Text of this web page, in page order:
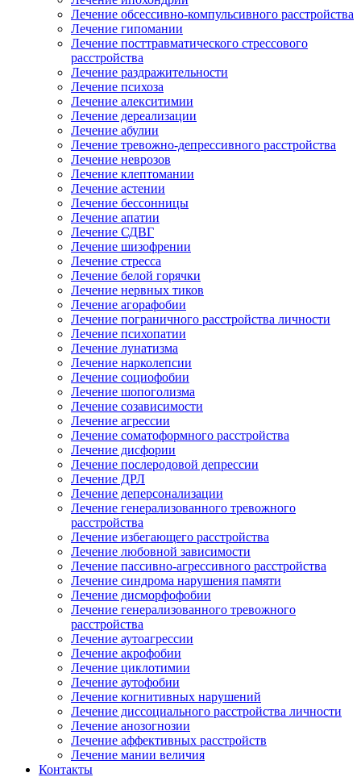
Лечение обсессивно-компульсивного расстройства
Лечение гипомании
Лечение посттравматического стрессового
расстройства
Лечение раздражительности
Лечение психоза
Лечение алекситимии
Лечение дереализации
Лечение абулии
Лечение тревожно-депрессивного расстройства
Лечение неврозов
Лечение клептомании
Лечение астении
Лечение бессонницы
Лечение апатии
Лечение СДВГ
Лечение шизофрении
Лечение стресса
Лечение белой горячки
Лечение нервных тиков
Лечение агорафобии
Лечение пограничного расстройства личности
Лечение психопатии
Лечение лунатизма
Лечение нарколепсии
Лечение социофобии
Лечение шопоголизма
Лечение созависимости
Лечение агрессии
Лечение соматоформного расстройства
Лечение дисфории
Лечение послеродовой депрессии
Лечение ДРЛ
Лечение деперсонализации
Лечение генерализованного тревожного
расстройства
Лечение избегающего расстройства
Лечение любовной зависимости
Лечение пассивно-агрессивного расстройства
Лечение синдрома нарушения памяти
Лечение дисморфофобии
Лечение генерализованного тревожного
расстройства
Лечение аутоагрессии
Лечение акрофобии
Лечение циклотимии
Лечение аутофобии
Лечение когнитивных нарушений
Лечение диссоциального расстройства личности
Лечение анозогнозии
Лечение аффективных расстройств
Лечение мании величия
Контакты